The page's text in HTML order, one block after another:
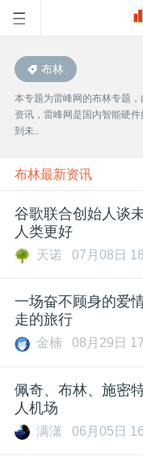
首
页
雷
峰
公
课
布林
本专题为雷峰网的布林专题
资讯，雷峰网是国内智能硬
到未..
布林最新资讯
谷歌联合创始人谈
人类更好
天诺 07月08日
一场奋不顾身的爱
走的旅行
金楠 08月29日
佩奇、布林、施密
人机场
满潇 06月05日